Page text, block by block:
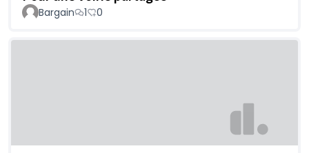
Bargain 1 0